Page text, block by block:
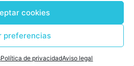
cookies
preferencias
Política de privacidadAviso legal